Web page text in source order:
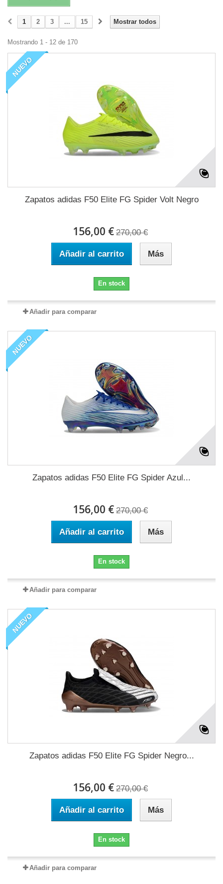
Mostrar todos
1 2 3 ... 15
Mostrando 1 - 12 de 170
NUEVO
Zapatos adidas F50 Elite FG Spider Volt Negro
156,00 € 270,00 €
Añadir al carrito Más
En stock
Añadir para comparar
NUEVO
Zapatos adidas F50 Elite FG Spider Azul...
156,00 € 270,00 €
Añadir al carrito Más
En stock
Añadir para comparar
NUEVO
Zapatos adidas F50 Elite FG Spider Negro...
156,00 € 270,00 €
Añadir al carrito Más
En stock
Añadir para comparar